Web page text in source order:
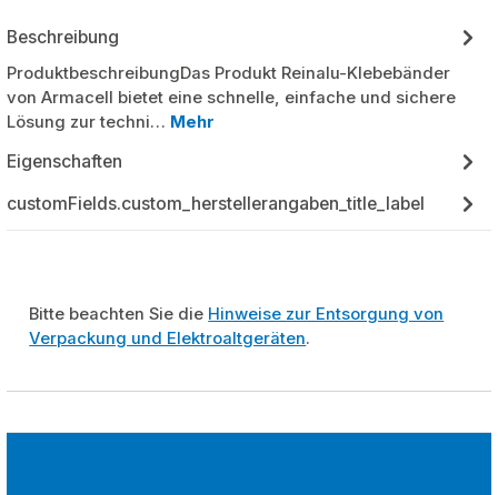
Beschreibung
ProduktbeschreibungDas Produkt Reinalu-Klebebänder
von Armacell bietet eine schnelle, einfache und sichere
Lösung zur techni… Mehr
Eigenschaften
customFields.custom_herstellerangaben_title_label
Bitte beachten Sie die Hinweise zur Entsorgung von
Verpackung und Elektroaltgeräten.